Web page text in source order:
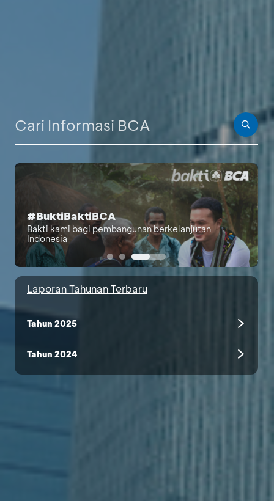
PALING BANYAK DICARI
Berita Investor
Laporan Bulanan
Laporan Berkelanjutan
#BuktiBaktiBCA
Bakti kami bagi pembangunan berkelanjutan
Indonesia
Laporan Tahunan Terbaru
Tahun 2025
Tahun 2024